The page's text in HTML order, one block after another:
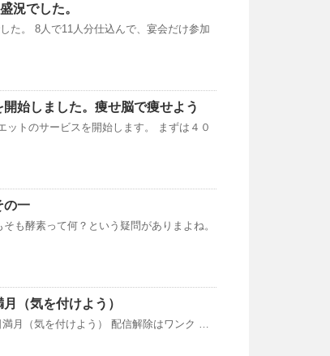
況でした。
た。 8人で11人分仕込んで、宴会だけ参加
始しました。痩せ脳で痩せよう
ットのサービスを開始します。 まずは４０
の一
も酵素って何？という疑問がありまよね。
（気を付けよう）
満月（気を付けよう） 配信解除はワンク …